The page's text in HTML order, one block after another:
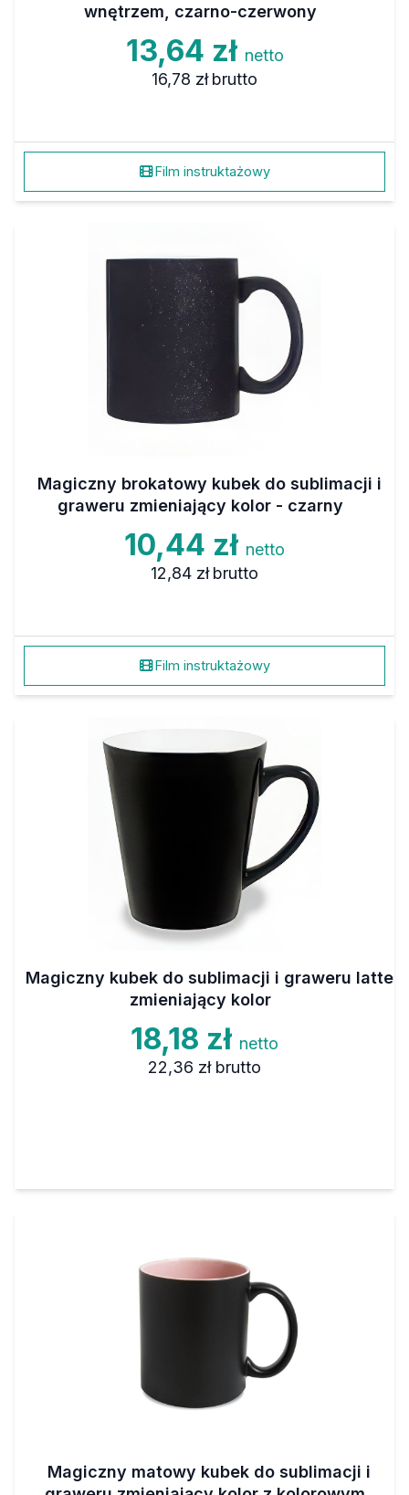
wnętrzem, czarno-czerwony
13,64 zł netto
16,78 zł brutto
Film instruktażowy
Magiczny brokatowy kubek do sublimacji i
graweru zmieniający kolor - czarny
10,44 zł netto
12,84 zł brutto
Film instruktażowy
Magiczny kubek do sublimacji i graweru latte
zmieniający kolor
18,18 zł netto
22,36 zł brutto
Magiczny matowy kubek do sublimacji i